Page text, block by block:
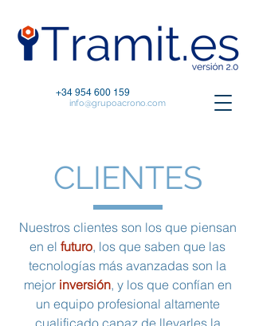
+34 954 600 159
info@grupoacrono.com
CLIENTES
Nuestros clientes son los que piensan
en el futuro, los que saben que las
tecnologías más avanzadas son la
mejor inversión, y los que confían en
un equipo profesional altamente
cualificado capaz de llevarles la